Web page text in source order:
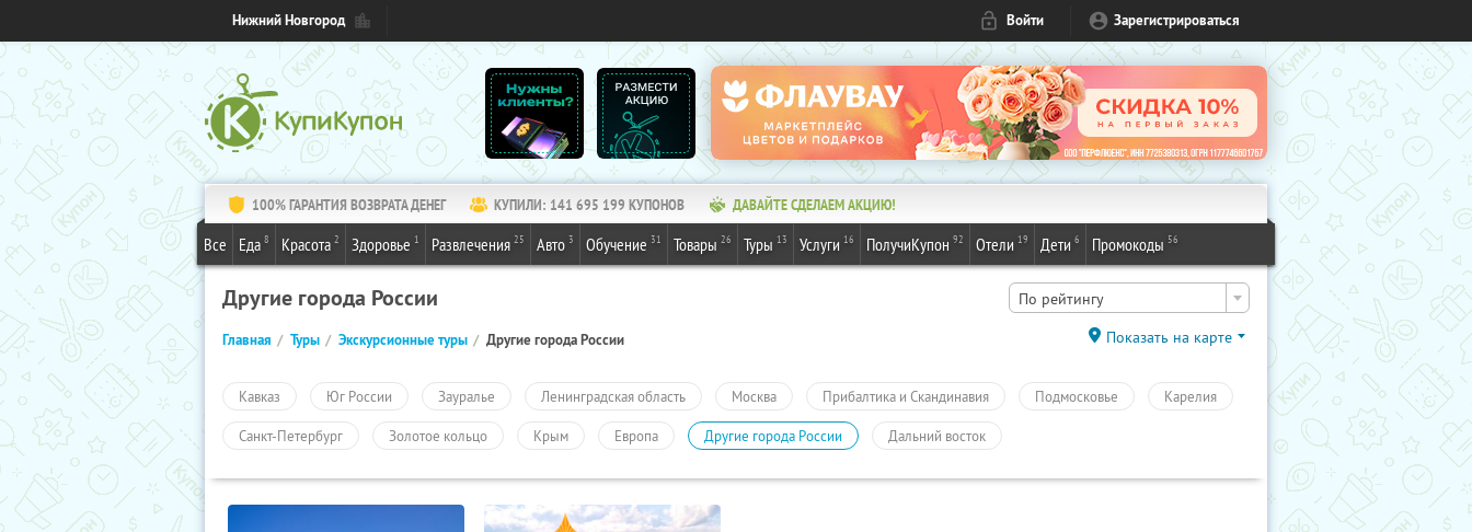
Нижний Новгород Войти Зарегистрироваться
100% ГАРАНТИЯ ВОЗВРАТА ДЕНЕГ КУПИЛИ: 141 695 199 КУПОНОВ ДАВАЙТЕ СДЕЛАЕМ АКЦИЮ!
Все Еда 8 Красота 2 Здоровье 1 Развлечения 25 Авто 3 Обучение 31 Товары 26 Туры 13 Услуги 16 ПолучиКупон 92 Отели 19 Дети 6 Промокоды 56
Другие города России По рейтингу
Главная Туры Экскурсионные туры Другие города России Показать на карте
Кавказ Юг России Зауралье Ленинградская область Москва Прибалтика и Скандинавия Подмосковье Карелия
Санкт-Петербург Золотое кольцо Крым Европа Другие города России Дальний восток